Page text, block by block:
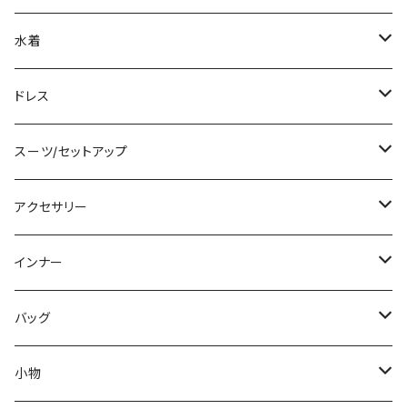
ノースリーブ
その他
チュニック
ベアトップ/チューブトップ
カーディガン/ボレロ
ニット/セーター
パーカー
スウェット/トレーナー
その他
ロング丈
デニム
レギンス
その他
オールインワン
ミディアム/ミモレ
ロング
その他
コート
ジャケット
その他
水着
タンキニ
バンドゥビキニ
ワンピース
ラッシュガード
その他
ドレス
ミニ/ショート
ミディアム/ミモレ
ロング/マキシ
袖付き
ノースリーブ
スーツ/セットアップ
パンツスーツ
スカートスーツ
その他
アクセサリー
ネックレス
ブレスレット
ピアス
インナー
ブラ/ブラトップ/ベアトップ
ショーツ
バッグ
サブバッグ
小物